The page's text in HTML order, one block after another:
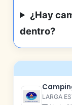
LARGA
¿Hay
dentro?